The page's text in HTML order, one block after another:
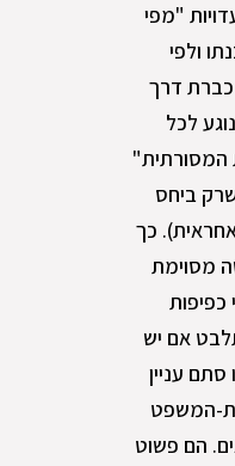
"מפי
ולפי
כברת דרך
לכל
המסורתית"
ביחס
כך
מסוימת
אם יש
עניין
המשפט
הם פשוט